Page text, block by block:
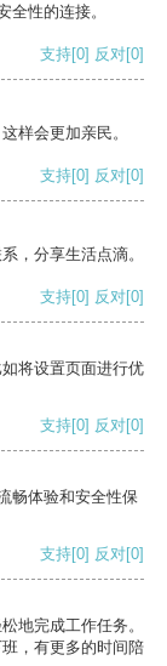
性的连接。
支持[0] 反对[0]
样会更加亲民。
支持[0] 反对[0]
，分享生活点滴。
支持[0] 反对[0]
将设置页面进行优
支持[0] 反对[0]
畅体验和安全性保
支持[0] 反对[0]
地完成工作任务。
，有更多的时间陪